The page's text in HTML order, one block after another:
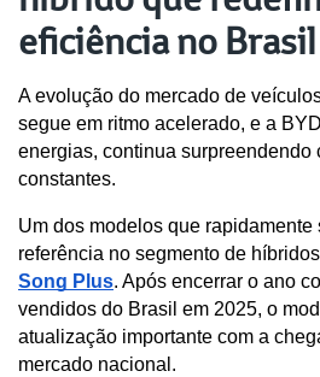
eficiência no Brasil
A evolução do mercado de
segue em ritmo acelerado, e a
energias, continua surpreendendo
constantes.
Um dos modelos que
referência no segmento de
Song Plus. Após encerrar o ano
vendidos do Brasil em 2025, o
atualização importante com a
mercado nacional.